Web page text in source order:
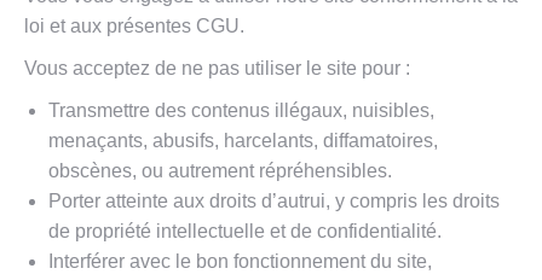
loi et aux présentes CGU.
Vous acceptez de ne pas utiliser le site pour :
Transmettre des contenus illégaux, nuisibles,
menaçants, abusifs, harcelants, diffamatoires,
obscènes, ou autrement répréhensibles.
Porter atteinte aux droits d’autrui, y compris les droits
de propriété intellectuelle et de confidentialité.
Interférer avec le bon fonctionnement du site,